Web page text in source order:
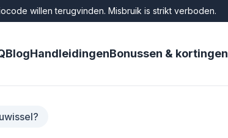
willen terugvinden. Misbruik is strikt verboden.
BlogHandleidingenBonussen & kortingen